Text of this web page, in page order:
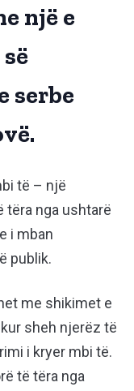
një e
serbe
të – një
tëra nga ushtarë
i mban
publik.
me shikimet e
sheh njerëz të
i kryer mbi të.
të tëra nga